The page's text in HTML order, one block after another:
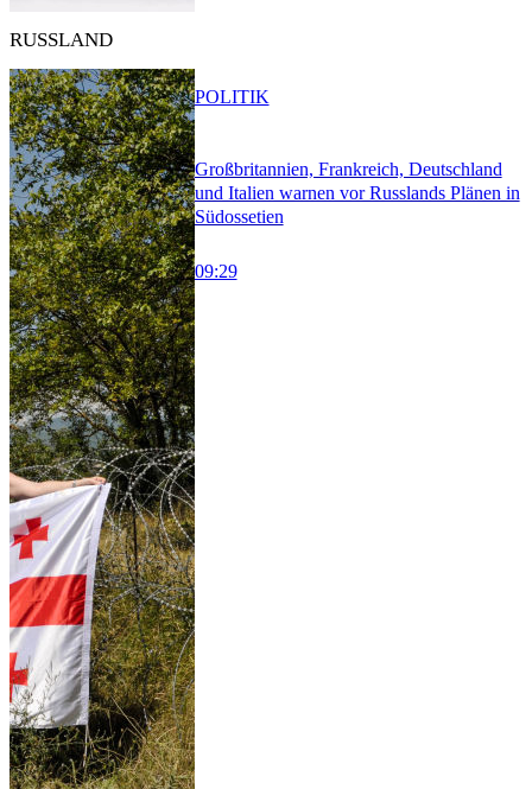
RUSSLAND
Großbritannien, Frankreich, Deutschland
und Italien warnen vor Russlands Plänen in
Südossetien
09:29
POLITIK